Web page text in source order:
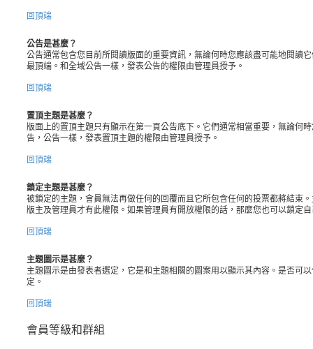
回頂端
公告是甚麼？
公告通常包含您目前所閱讀版面的重要資訊，無論何時您應該盡可能地閱讀
最頂端。和全域公告一樣，發表公告的權限由管理員授予。
回頂端
置頂主題是甚麼？
版面上的置頂主題只有顯示在第一頁公告底下。它們通常相當重要，無論何
告，公告一樣，發表置頂主題的權限由管理員授予。
回頂端
鎖定主題是甚麼？
被鎖定的主題，會員無法再做任何的回覆而且它所包含任何的投票都將結束
版主及管理員才有此權限。如果管理員有開放權限的話，那麼您也可以鎖定
回頂端
主題圖示是甚麼？
主題圖示是由發表者選定，它是和主題相關的圖案用以顯示其內容。是否可
定。
回頂端
會員等級和群組